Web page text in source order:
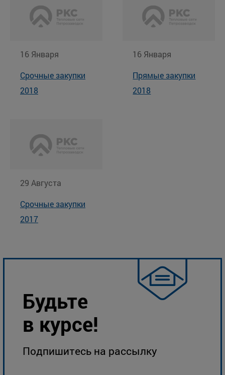
Будьте
в курсе!
Подпишитесь на рассылку
16 Января
Срочные закупки
2018
16 Января
Прямые закупки
2018
29 Августа
Срочные закупки
2017